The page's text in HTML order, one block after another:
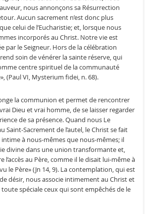
nous annonçons sa Résurrection
Aucun sacrement n’est donc plus
celui de l’Eucharistie; et, lorsque nous
incorporés au Christ. Notre vie est
par le Seigneur. Hors de la célébration
soin de vénérer la sainte réserve, qui
centre spirituel de la communauté
(Paul VI, Mysterium fidei, n. 68).
la communion et permet de rencontrer
Dieu et vrai homme, de se laisser regarder
de sa présence. Quand nous Le
Saint-Sacrement de l’autel, le Christ se fait
à nous-mêmes que nous-mêmes; il
divine dans une union transformante et,
l’accès au Père, comme il le disait lui-même à
le Père» (Jn 14, 9). La contemplation, qui est
désir, nous associe intimement au Christ et
spéciale ceux qui sont empêchés de le